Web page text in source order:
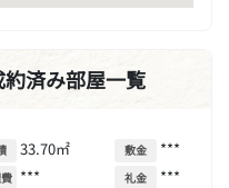
済み部屋一覧
33.70㎡
***
敷金 ***
礼金 ***